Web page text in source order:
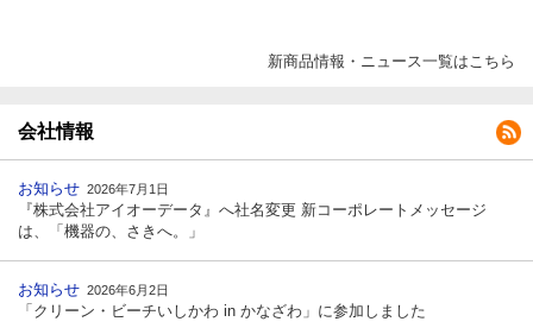
新商品情報・ニュース一覧はこちら
会社情報
お知らせ 2026年7月1日
『株式会社アイオーデータ』へ社名変更 新コーポレートメッセージ
は、「機器の、さきへ。」
お知らせ 2026年6月2日
「クリーン・ビーチいしかわ in かなざわ」に参加しました